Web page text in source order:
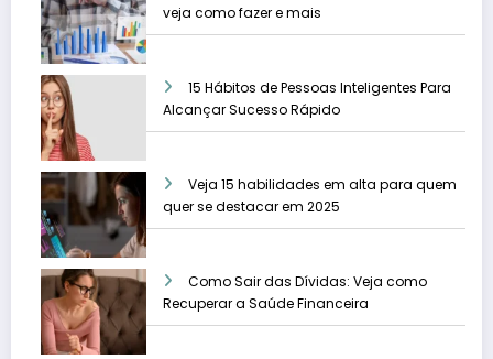
veja como fazer e mais
15 Hábitos de Pessoas Inteligentes Para
Alcançar Sucesso Rápido
Veja 15 habilidades em alta para quem
quer se destacar em 2025
Como Sair das Dívidas: Veja como
Recuperar a Saúde Financeira